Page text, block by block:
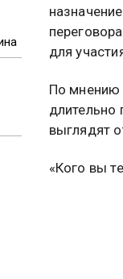
для
По мнению
длительно
выглядят
«Кого вы